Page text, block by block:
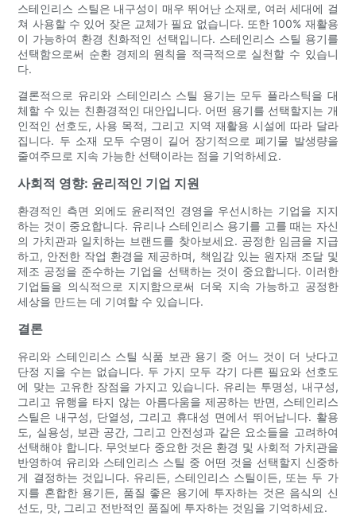
스테인리스 스틸은 내구성이 매우 뛰어난 소재로, 여러 세대에 걸
쳐 사용할 수 있어 잦은 교체가 필요 없습니다. 또한 100% 재활용
이 가능하여 환경 친화적인 선택입니다. 스테인리스 스틸 용기를
선택함으로써 순환 경제의 원칙을 적극적으로 실천할 수 있습니
다.
결론적으로 유리와 스테인리스 스틸 용기는 모두 플라스틱을 대
체할 수 있는 친환경적인 대안입니다. 어떤 용기를 선택할지는 개
인적인 선호도, 사용 목적, 그리고 지역 재활용 시설에 따라 달라
집니다. 두 소재 모두 수명이 길어 장기적으로 폐기물 발생량을
줄여주므로 지속 가능한 선택이라는 점을 기억하세요.
사회적 영향: 윤리적인 기업 지원
환경적인 측면 외에도 윤리적인 경영을 우선시하는 기업을 지지
하는 것이 중요합니다. 유리나 스테인리스 용기를 고를 때는 자신
의 가치관과 일치하는 브랜드를 찾아보세요. 공정한 임금을 지급
하고, 안전한 작업 환경을 제공하며, 책임감 있는 원자재 조달 및
제조 공정을 준수하는 기업을 선택하는 것이 중요합니다. 이러한
기업들을 의식적으로 지지함으로써 더욱 지속 가능하고 공정한
세상을 만드는 데 기여할 수 있습니다.
결론
유리와 스테인리스 스틸 식품 보관 용기 중 어느 것이 더 낫다고
단정 지을 수는 없습니다. 두 가지 모두 각기 다른 필요와 선호도
에 맞는 고유한 장점을 가지고 있습니다. 유리는 투명성, 내구성,
그리고 유행을 타지 않는 아름다움을 제공하는 반면, 스테인리스
스틸은 내구성, 단열성, 그리고 휴대성 면에서 뛰어납니다. 활용
도, 실용성, 보관 공간, 그리고 안전성과 같은 요소들을 고려하여
선택해야 합니다. 무엇보다 중요한 것은 환경 및 사회적 가치관을
반영하여 유리와 스테인리스 스틸 중 어떤 것을 선택할지 신중하
게 결정하는 것입니다. 유리든, 스테인리스 스틸이든, 또는 두 가
지를 혼합한 용기든, 품질 좋은 용기에 투자하는 것은 음식의 신
선도, 맛, 그리고 전반적인 품질에 투자하는 것임을 기억하세요.